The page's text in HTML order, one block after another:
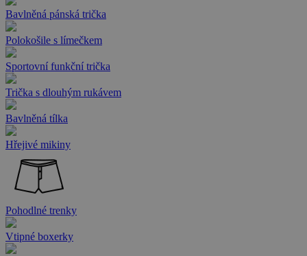
Bavlněná pánská trička
Polokošile s límečkem
Sportovní funkční trička
Trička s dlouhým rukávem
Bavlněná tílka
Hřejivé mikiny
Pohodlné trenky
Vtipné boxerky